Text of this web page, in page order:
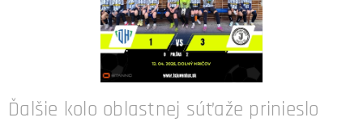
Ďalšie kolo oblastnej súťaže prinieslo